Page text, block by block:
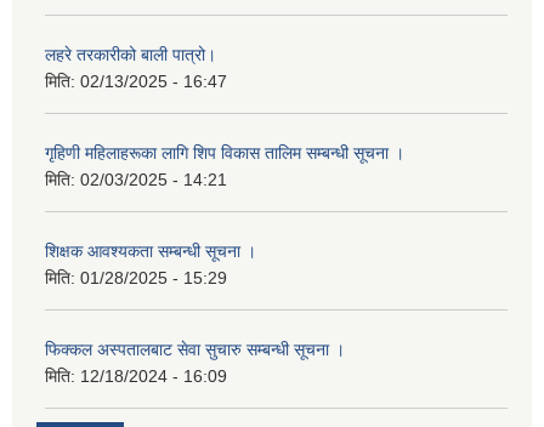
लहरे तरकारीको बाली पात्रो।
मिति: 02/13/2025 - 16:47
गृहिणी महिलाहरूका लागि शिप विकास तालिम सम्बन्धी सूचना ‌।
मिति: 02/03/2025 - 14:21
शिक्षक आवश्यकता सम्बन्धी सूचना ।
मिति: 01/28/2025 - 15:29
फिक्कल अस्पतालबाट सेवा सुचारु सम्बन्धी सूचना ।
मिति: 12/18/2024 - 16:09